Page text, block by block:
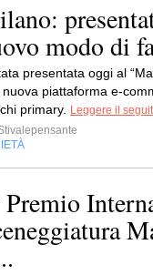
modo di
presentata oggi al
nuova piattaforma e-
primary.
Leggere il
Premio